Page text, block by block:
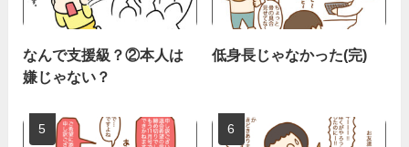
なんで支援級？②本人は
嫌じゃない？
低身長じゃなかった(完)